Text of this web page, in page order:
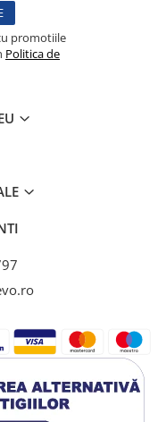
promotiile
Politica de